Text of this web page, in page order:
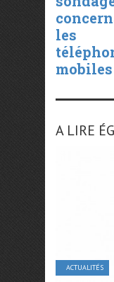
les
mobiles
A LIRE
ACTUALITÉS